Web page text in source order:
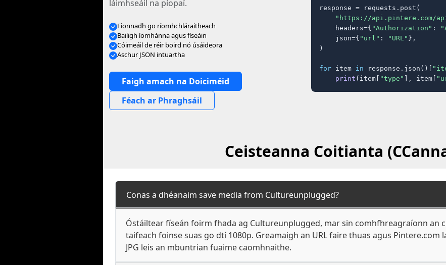
láimhseáil na píopaí.
Fionnadh go ríomhchláraitheach
Bailigh íomhánna agus físeáin
Cóimeáil de réir boird nó úsáideora
Aschur JSON intuartha
Faigh amach na Doiciméid
Féach ar Phraghsáil
response = requests.post(
"https://api.pintere.com/
    headers={
"Authorization" :
    json={
"url" : "URL" },
)
for item in response.json()[
print (item[ "type" ], item[
Ceisteanna Coitianta
Conas a dhéanaim save media from Cultureunplugged?
Óstáiltear físeán foirm fhada ag Cultureunplugged, mar sin comhfhreagraíonn an
taifeach foinse suas go dtí 1080p. Greamaigh an URL faire thuas agus Pintere.com
JPG leis an mbuntrian fuaime caomhnaithe.